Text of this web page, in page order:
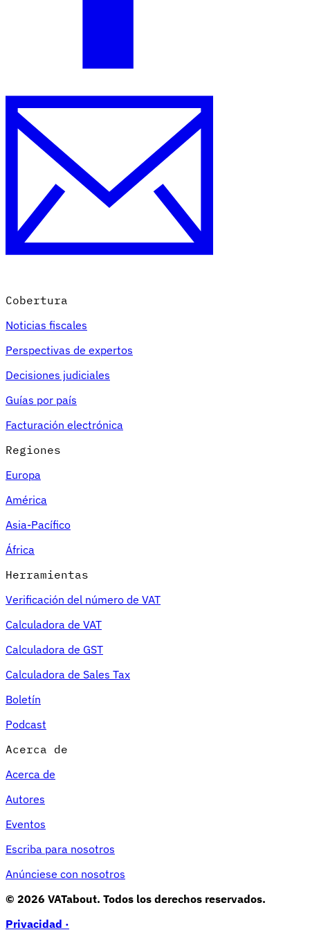
Cobertura
Noticias fiscales
Perspectivas de expertos
Decisiones judiciales
Guías por país
Facturación electrónica
Regiones
Europa
América
Asia-Pacífico
África
Herramientas
Verificación del número de VAT
Calculadora de VAT
Calculadora de GST
Calculadora de Sales Tax
Boletín
Podcast
Acerca de
Acerca de
Autores
Eventos
Escriba para nosotros
Anúnciese con nosotros
© 2026 VATabout. Todos los derechos reservados.
Privacidad ·